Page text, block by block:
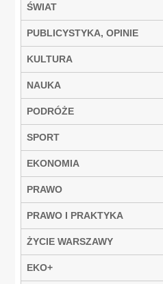
ŚWIAT
PUBLICYSTYKA, OPINIE
KULTURA
NAUKA
PODRÓŻE
SPORT
EKONOMIA
PRAWO
PRAWO I PRAKTYKA
ŻYCIE WARSZAWY
EKO+